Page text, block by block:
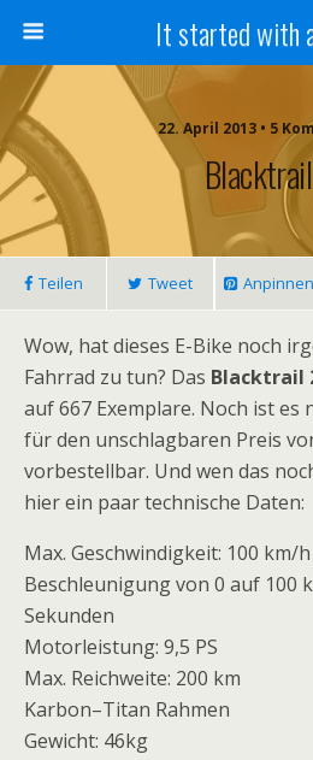
It started with
22. April 2013 • 5
Teilen Tweet Anpinnen
Wow, hat dieses E-Bike noch
Fahrrad zu tun? Das Blacktrail
auf 667 Exemplare. Noch ist es
für den unschlagbaren Preis
vorbestellbar. Und wen das
hier ein paar technische Daten:
Max. Geschwindigkeit: 100 km/h
Beschleunigung von 0 auf 100
Sekunden
Motorleistung: 9,5 PS
Max. Reichweite: 200 km
Karbon–Titan Rahmen
Gewicht: 46kg